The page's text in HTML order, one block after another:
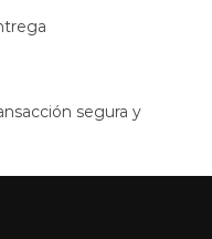
segura y